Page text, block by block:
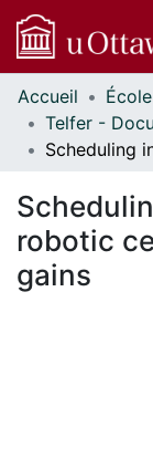
Communautés
et collections
Parcourir
À propos
Accueil
robotic
gains